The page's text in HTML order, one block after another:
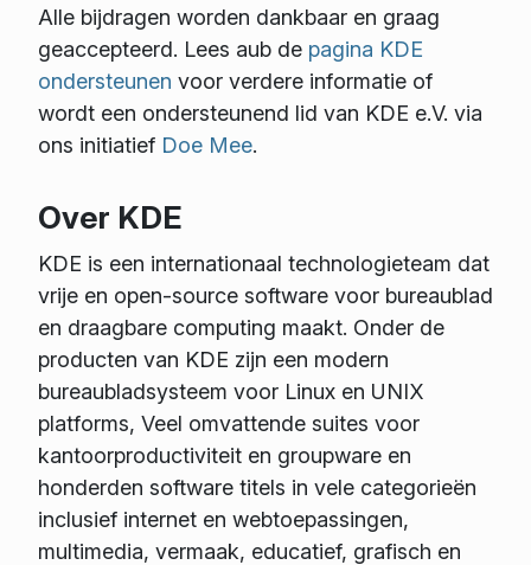
Alle bijdragen worden dankbaar en graag
geaccepteerd. Lees aub de pagina KDE
ondersteunen voor verdere informatie of
wordt een ondersteunend lid van KDE e.V. via
ons initiatief Doe Mee.
Over KDE
KDE is een internationaal technologieteam dat
vrije en open-source software voor bureaublad
en draagbare computing maakt. Onder de
producten van KDE zijn een modern
bureaubladsysteem voor Linux en UNIX
platforms, Veel omvattende suites voor
kantoorproductiviteit en groupware en
honderden software titels in vele categorieën
inclusief internet en webtoepassingen,
multimedia, vermaak, educatief, grafisch en